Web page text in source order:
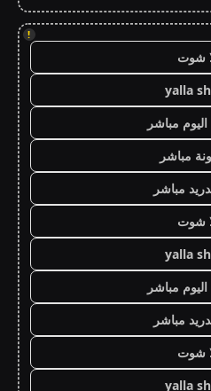
!
شوت
yalla
مباشر
مباشر
مباشر
شوت
yalla
مباشر
مباشر
شوت
yalla